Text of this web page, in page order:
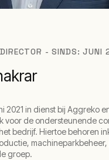
- SINDS: JUNI
2021 in dienst bij Aggreko
voor de ondersteunende
bedrijf. Hiertoe behoren
machineparkbeheer,
groep.